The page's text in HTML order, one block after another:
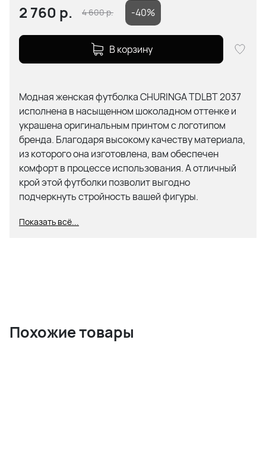
2 760 р. 4 600р. -40%
В корзину
Модная женская футболка CHURINGA TDLBT 2037
исполнена в насыщенном шоколадном оттенке и
украшена оригинальным принтом с логотипом
бренда. Благодаря высокому качеству материала,
из которого она изготовлена, вам обеспечен
комфорт в процессе использования. А отличный
крой этой футболки позволит выгодно
подчеркнуть стройность вашей фигуры.
Состав:
Показать всё...
Похожие товары